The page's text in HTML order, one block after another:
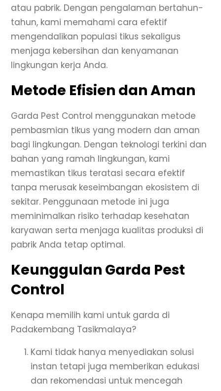
atau pabrik. Dengan pengalaman bertahun-
tahun, kami memahami cara efektif
mengendalikan populasi tikus sekaligus
menjaga kebersihan dan kenyamanan
lingkungan kerja Anda.
Metode Efisien dan Aman
Garda Pest Control menggunakan metode
pembasmian tikus yang modern dan aman
bagi lingkungan. Dengan teknologi terkini dan
bahan yang ramah lingkungan, kami
memastikan tikus teratasi secara efektif
tanpa merusak keseimbangan ekosistem di
sekitar. Penggunaan metode ini juga
meminimalkan risiko terhadap kesehatan
karyawan serta menjaga kualitas produksi di
pabrik Anda tetap optimal.
Keunggulan Garda Pest
Control
Kenapa memilih kami untuk garda di
Padakembang Tasikmalaya?
Kami tidak hanya menyediakan solusi
instan tetapi juga memberikan edukasi
dan rekomendasi untuk mencegah